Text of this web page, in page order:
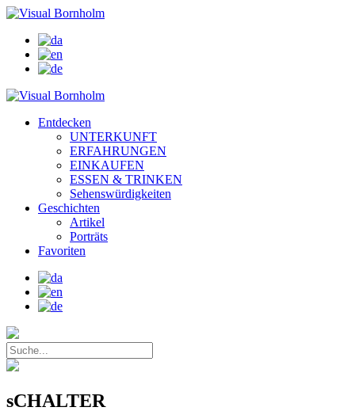
Entdecken
UNTERKUNFT
ERFAHRUNGEN
EINKAUFEN
ESSEN & TRINKEN
Sehenswürdigkeiten
Geschichten
Artikel
Porträts
Favoriten
sCHALTER